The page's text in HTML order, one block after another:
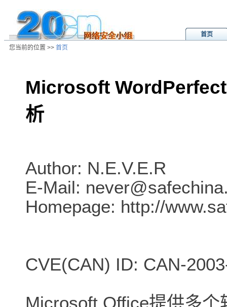
首页
您当前的位置 >> 首页
Microsoft WordPerfect
析
Author: N.E.V.E.R
E-Mail:
Homepage: http://
CVE(CAN) ID: CAN-
Microsoft Office提供多